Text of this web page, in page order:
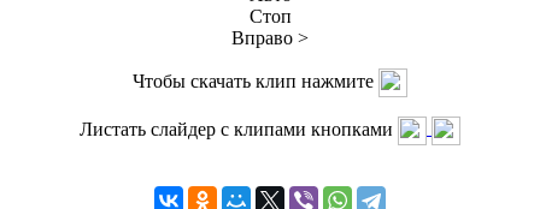
Стоп
Вправо >
Чтобы скачать клип нажмите
Листать слайдер с клипами кнопками